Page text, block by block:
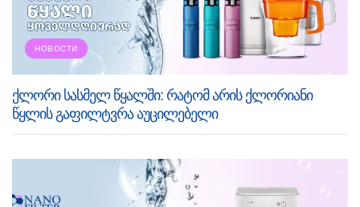
НОВОСТИ
ქლორი სასმელ წყალში: რატომ არის ქლორიანი
წყლის გაფილტვრა აუცილებელი